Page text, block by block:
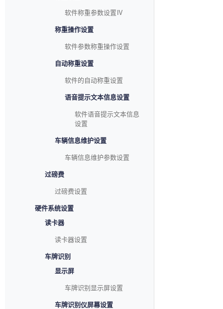
软件称重参数设置Ⅳ
称重操作设置
软件参数称重操作设置
自动称重设置
软件的自动称重设置
语音提示文本信息设置
软件语音提示文本信息
设置
车辆信息维护设置
车辆信息维护参数设置
过磅费
过磅费设置
硬件系统设置
读卡器
读卡器设置
车牌识别
显示屏
车牌识别显示屏设置
车牌识别仪屏幕设置